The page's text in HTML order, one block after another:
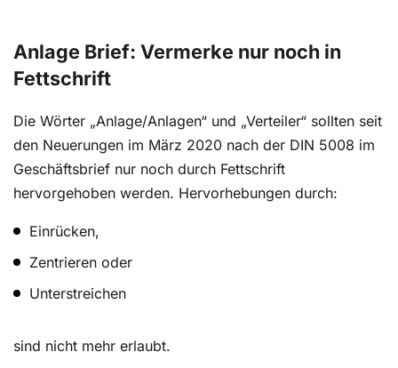
Anlage Brief: Vermerke nur noch in
Fettschrift
Die Wörter „Anlage/Anlagen“ und „Verteiler“ sollten seit
den Neuerungen im März 2020 nach der DIN 5008 im
Geschäftsbrief nur noch durch Fettschrift
hervorgehoben werden. Hervorhebungen durch:
Einrücken,
Zentrieren oder
Unterstreichen
sind nicht mehr erlaubt.